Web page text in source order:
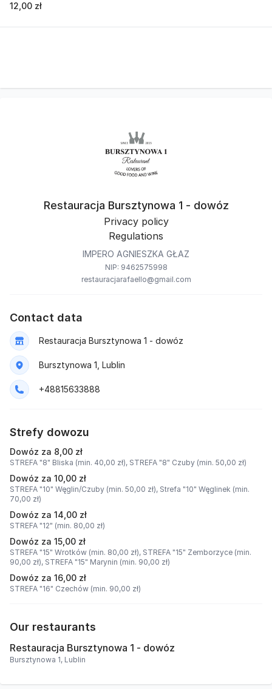
12,00 zł
Restauracja Bursztynowa 1 - dowóz
Privacy policy
Regulations
IMPERO AGNIESZKA GŁAZ
NIP: 9462575998
restauracjarafaello@gmail.com
Contact data
Restauracja Bursztynowa 1 - dowóz
Bursztynowa 1, Lublin
+48815633888
Strefy dowozu
Dowóz za 8,00 zł
STREFA "8" Bliska (min. 40,00 zł), STREFA "8" Czuby (min. 50,00 zł)
Dowóz za 10,00 zł
STREFA "10" Węglin/Czuby (min. 50,00 zł), Strefa "10" Węglinek (min.
70,00 zł)
Dowóz za 14,00 zł
STREFA "12" (min. 80,00 zł)
Dowóz za 15,00 zł
STREFA "15" Wrotków (min. 80,00 zł), STREFA "15" Zemborzyce (min.
90,00 zł), STREFA "15" Marynin (min. 90,00 zł)
Dowóz za 16,00 zł
STREFA "16" Czechów (min. 90,00 zł)
Our restaurants
Restauracja Bursztynowa 1 - dowóz
Bursztynowa 1, Lublin